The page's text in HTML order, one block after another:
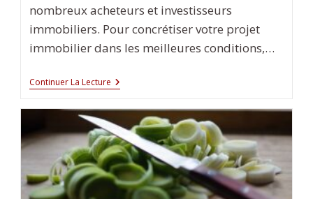
nombreux acheteurs et investisseurs
immobiliers. Pour concrétiser votre projet
immobilier dans les meilleures conditions,…
Continuer La Lecture Guide
Pour
La
Meilleure
Agence
Immobilière
À
Nice